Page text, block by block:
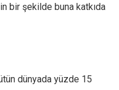
bir şekilde buna katkıda
dünyada yüzde 15